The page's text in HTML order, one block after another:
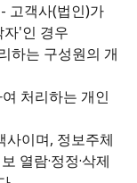
- 고객사(법인)가
'인 경우
하는 구성원의 개
처리하는 개인
사이며, 정보주체
열람·정정·삭제